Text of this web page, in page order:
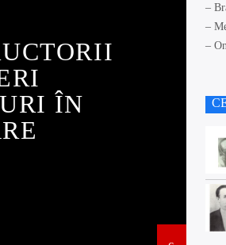
ÎN
–
–
–